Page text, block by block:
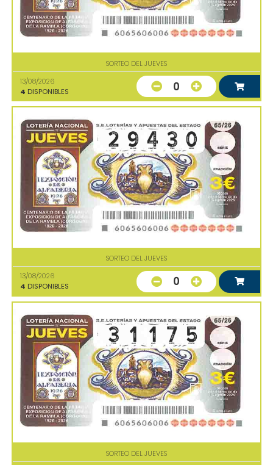
SORTEO DEL JUEVES
13/08/2026
4 DISPONIBLES 0
SORTEO DEL JUEVES
13/08/2026
4 DISPONIBLES 0
SORTEO DEL JUEVES